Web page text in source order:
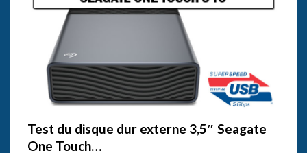
Test du disque dur externe 3,5″ Seagate
One Touch…